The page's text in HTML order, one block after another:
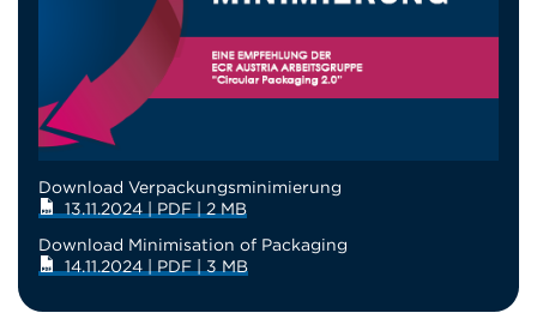
Download Verpackungsminimierung
13.11.2024 | PDF | 2 MB
Download Minimisation of Packaging
14.11.2024 | PDF | 3 MB